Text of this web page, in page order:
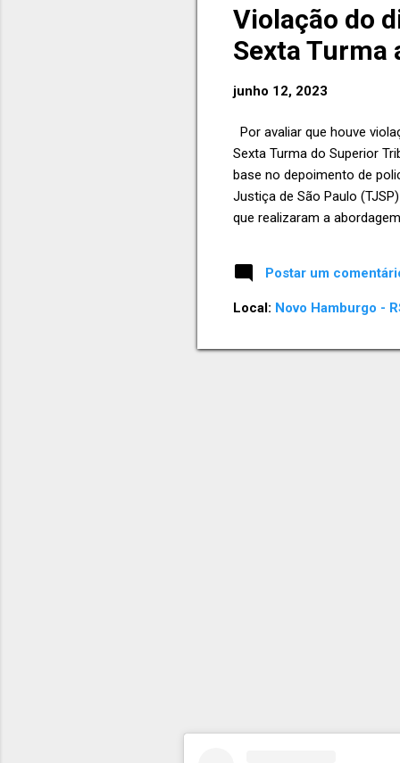
Violação do
Sexta Turma
junho 12, 2023
​Por avaliar que houve
Sexta Turma do Superior
base no depoimento de
Justiça de São Paulo
que realizaram a
em flagrante por policiais
absolveu sob o argumento
droga, nem a balança de
Postar um
Local: Novo Hamburgo -